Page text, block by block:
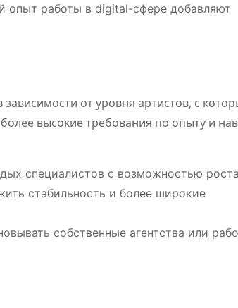
опыт работы в digital-сфере добавляют
зависимости от уровня артистов, с
высокие требования по опыту и
специалистов с возможностью
стабильность и более широкие
собственные агентства или